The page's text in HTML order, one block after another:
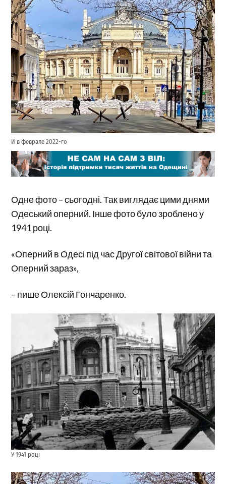
И в феврале 2022-го
Одне фото – сьогодні. Так виглядає цими днями
Одеський оперний. Інше фото було зроблено у
1941 році.
«Оперний в Одесі під час Другої світової війни та
Оперний зараз»,
– пише Олексій Гончаренко.
У 1941 році